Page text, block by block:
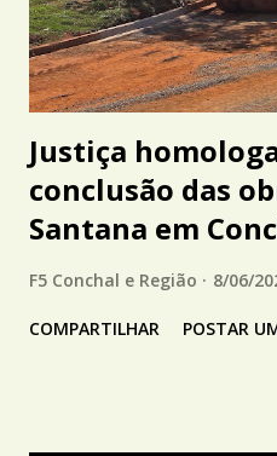
Justiça
conclusão das
Santana em
F5 Conchal e Região 8/06/
COMPARTILHAR POSTAR